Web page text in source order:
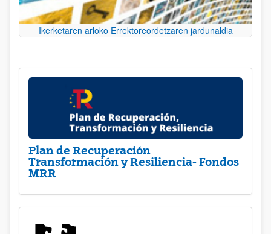
Ikerketaren arloko Errektoreordetzaren jardunaldia
Plan de Recuperación
Transformación y Resiliencia- Fondos
MRR